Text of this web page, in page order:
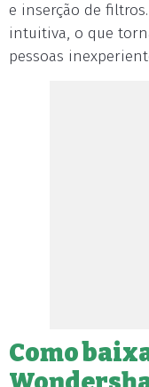
e inserção de
intuitiva, o que
pessoas
Como